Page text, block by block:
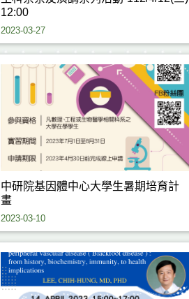
12:00
2023-03-27
中研院基因體中心大學生暑期培育計
畫
2023-03-10